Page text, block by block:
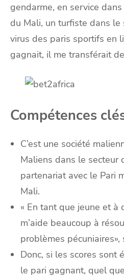
gendarme, en service
du Mali, un turfiste dans le
virus des paris sportifs en
gagnait, il me transférait
Compétences
C’est une société
Maliens dans le secteur
partenariat avec le Pari
Mali.
« En tant que jeune et à
m’aide beaucoup à
problèmes
Donc, si les scores sont
le pari gagnant, quel